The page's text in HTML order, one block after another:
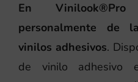
En Vinilook®Pro
personalmente de
vinilos adhesivos.
de vinilo adhesivo